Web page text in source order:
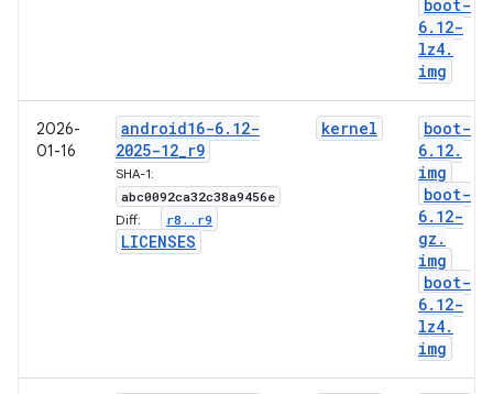
boot-
6. 12-
lz4.
img
2026-
01-16
android16-6. 12-
2025-12_r9
SHA-1:
abc0092ca32c38a9456e
Diff: r8 . . r9
LICENSES
kernel
boot-
6. 12.
img
boot-
6. 12-
gz .
img
boot-
6. 12-
lz4.
img